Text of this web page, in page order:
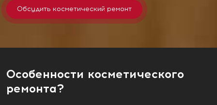
Обсудить косметический ремонт
Особенности косметического
ремонта?